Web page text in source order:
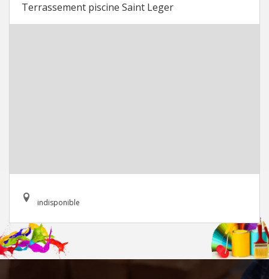
Terrassement piscine Saint Leger
indisponible